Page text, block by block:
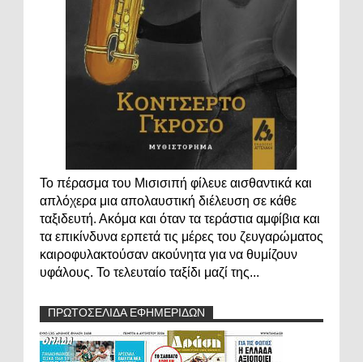
Το πέρασμα του Μισισιπή φίλευε αισθαντικά και
απλόχερα μια απολαυστική διέλευση σε κάθε
ταξιδευτή. Ακόμα και όταν τα τεράστια αμφίβια και
τα επικίνδυνα ερπετά τις μέρες του ζευγαρώματος
καιροφυλακτούσαν ακούνητα για να θυμίζουν
υφάλους. Το τελευταίο ταξίδι μαζί της...
ΠΡΩΤΟΣΕΛΙΔΑ ΕΦΗΜΕΡΙΔΩΝ